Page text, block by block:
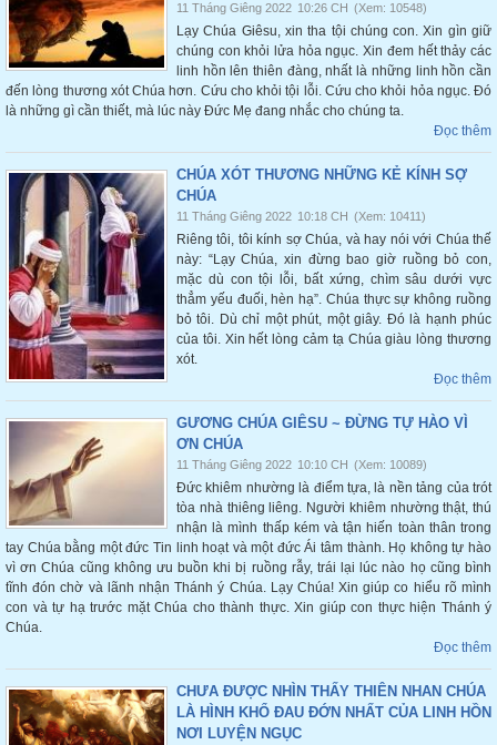
11 Tháng Giêng 2022 10:26 CH (Xem: 10548)
Lạy Chúa Giêsu, xin tha tội chúng con. Xin gìn giữ
chúng con khỏi lửa hỏa ngục. Xin đem hết thảy các
linh hồn lên thiên đàng, nhất là những linh hồn cần
đến lòng thương xót Chúa hơn. Cứu cho khỏi tội lỗi. Cứu cho khỏi hỏa ngục. Đó
là những gì cần thiết, mà lúc này Đức Mẹ đang nhắc cho chúng ta.
Đọc thêm
CHÚA XÓT THƯƠNG NHỮNG KẺ KÍNH SỢ
CHÚA
11 Tháng Giêng 2022 10:18 CH (Xem: 10411)
Riêng tôi, tôi kính sợ Chúa, và hay nói với Chúa thế
này: “Lạy Chúa, xin đừng bao giờ ruồng bỏ con,
mặc dù con tội lỗi, bất xứng, chìm sâu dưới vực
thẳm yếu đuối, hèn hạ”. Chúa thực sự không ruồng
bỏ tôi. Dù chỉ một phút, một giây. Đó là hạnh phúc
của tôi. Xin hết lòng cảm tạ Chúa giàu lòng thương
xót.
Đọc thêm
GƯƠNG CHÚA GIÊSU ~ ĐỪNG TỰ HÀO VÌ
ƠN CHÚA
11 Tháng Giêng 2022 10:10 CH (Xem: 10089)
Đức khiêm nhường là điểm tựa, là nền tảng của trót
tòa nhà thiêng liêng. Người khiêm nhường thật, thú
nhận là mình thấp kém và tận hiến toàn thân trong
tay Chúa bằng một đức Tin linh hoạt và một đức Ái tâm thành. Họ không tự hào
vì ơn Chúa cũng không ưu buồn khi bị ruồng rẫy, trái lại lúc nào họ cũng bình
tĩnh đón chờ và lãnh nhận Thánh ý Chúa. Lạy Chúa! Xin giúp co hiểu rõ mình
con và tự hạ trước mặt Chúa cho thành thực. Xin giúp con thực hiện Thánh ý
Chúa.
Đọc thêm
CHƯA ĐƯỢC NHÌN THẤY THIÊN NHAN CHÚA
LÀ HÌNH KHỔ ĐAU ĐỚN NHẤT CỦA LINH HỒN
NƠI LUYỆN NGỤC